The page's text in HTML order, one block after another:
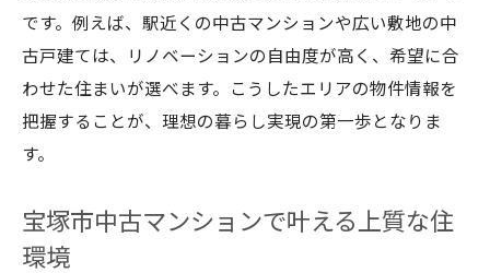
です。例えば、駅近くの中古マンションや広い敷地の中
古戸建ては、リノベーションの自由度が高く、希望に合
わせた住まいが選べます。こうしたエリアの物件情報を
把握することが、理想の暮らし実現の第一歩となりま
す。
宝塚市中古マンションで叶える上質な住
環境